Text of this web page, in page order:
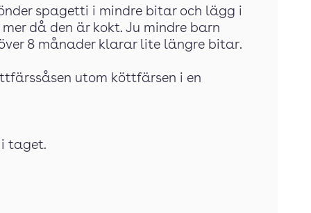
spagetti i mindre bitar och lägg i
då den är kokt. Ju mindre barn
8 månader klarar lite längre bitar.
utom köttfärsen i en
taget.